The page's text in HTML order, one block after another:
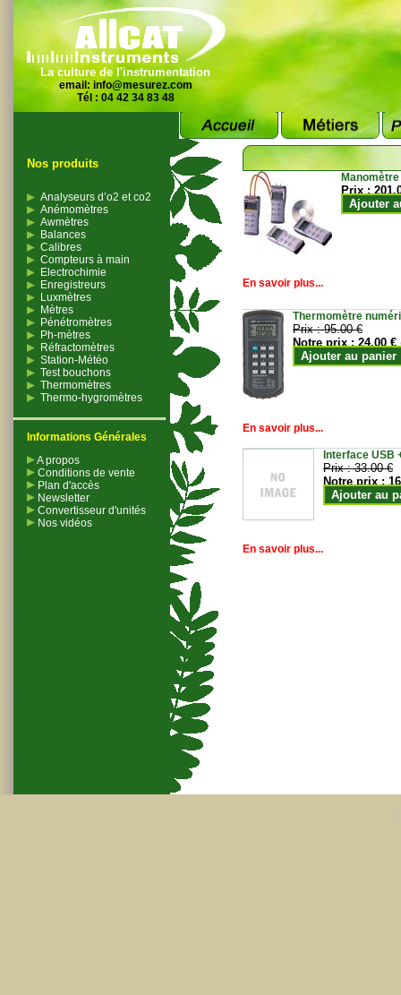
La culture de l'instrumentation
email: info@mesurez.com
Tél : 04 42 34 83 48
Nos produits
Analyseurs d’o2 et co2
Anémomètres
Awmètres
Balances
Calibres
Compteurs à main
Electrochimie
Enregistreurs
Luxmètres
Mètres
Pénétromètres
Ph-mètres
Réfractomètres
Station-Météo
Test bouchons
Thermomètres
Thermo-hygromètres
Informations Générales
A propos
Conditions de vente
Plan d'accès
Newsletter
Convertisseur d'unités
Nos vidéos
Prix :
Ajouter
En savoir plus...
Thermomètre
Prix :95.00 €
Notre prix :24.00 €
Ajouter au panier
En savoir plus...
Interface USB
Prix :33.00 €
Notre prix :
Ajouter au
En savoir plus...